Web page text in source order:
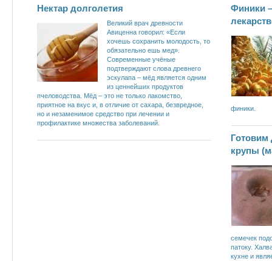
Нектар долголетия
Великий врач древности
Авиценна говорил: «Если
хочешь сохранить молодость, то
обязательно ешь мед».
Современные учёные
подтверждают слова древнего
эскулапа – мёд является одним
из ценнейших продуктов
пчеловодства. Мёд – это не только лакомство,
приятное на вкус и, в отличие от сахара, безвредное,
но и незаменимое средство при лечении и
профилактике множества заболеваний.
Финики
финики.
Готовим
крупы
семечек
патоку.
кухне и